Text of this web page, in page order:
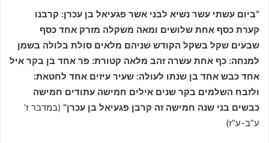
“ביום עשתי עשר נשיא לבני אשר פגעיאל בן עכרן: קרבנו
קערת כסף אחת שלושים ומאה משקלה מזרק אחד כסף
שבעים שקל בשקל הקודש שניהם מלאים סולת בלולה בשמן
למנחה: כף אחת עשרה זהב מלאה קטורת: פר אחד בן בקר איל
אחד כבש אחד בן שנתו לעולה: שעיר עיזים אחד לחטאת:
ולזבח השלמים בקר שנים אילים חמישה עתודים חמישה
כבשים בני שנה חמישה זה קרבן פגעיאל בן עכרן” (במדבר ז’
ע”ב-ע”ז)